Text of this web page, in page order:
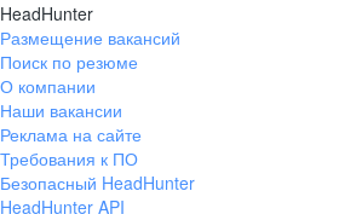
HeadHunter
Размещение вакансий
Поиск по резюме
О компании
Наши вакансии
Реклама на сайте
Требования к ПО
Безопасный HeadHunter
HeadHunter API